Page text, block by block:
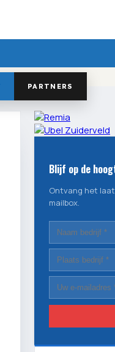
PARTNERS
Blijf op de
Ontvang het
mailbox.